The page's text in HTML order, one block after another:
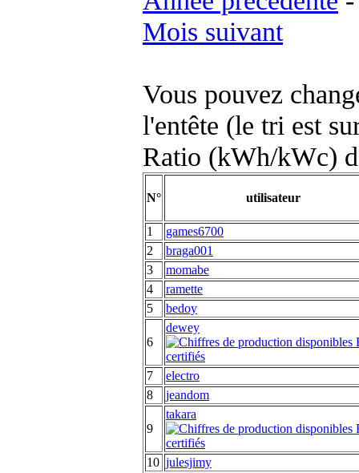
Mois suivant
Vous pouvez
l'entête (le tri est
Ratio (kWh/kWc)
N° utilisateur
1
games6700
2
braga001
3
momabe
4
ramette
5
bedoy
6
dewey
7
electro
8
jeandom
9
takara
10 julesjimy